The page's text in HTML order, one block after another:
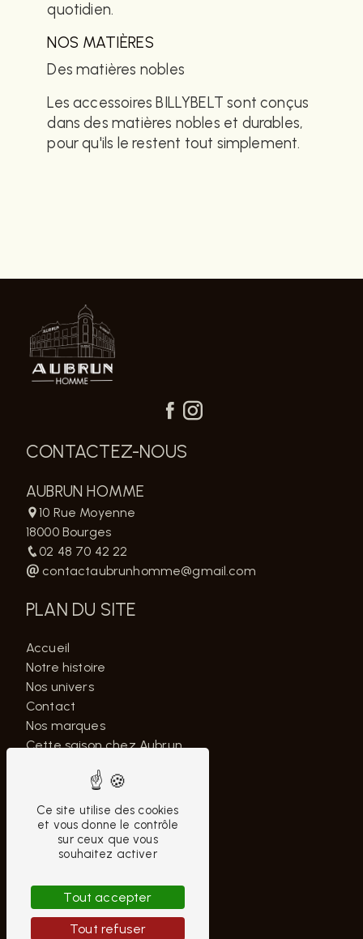
quotidien.
NOS MATIÈRES
Des matières nobles
Les accessoires BILLYBELT sont conçus
dans des matières nobles et durables,
pour qu'ils le restent tout simplement.
CONTACTEZ-NOUS
AUBRUN HOMME
10 Rue Moyenne
18000 Bourges
02 48 70 42 22
contactaubrunhomme@gmail.com
PLAN DU SITE
Accueil
Notre histoire
Nos univers
Contact
Nos marques
Cette saison chez Aubrun
NOS PRESTATIONS
Chaussures homme
Marque Levi's
Pantalon homme
Marque Ralph Lauren
Vêtements homme
Ce site utilise des cookies
et vous donne le contrôle
sur ceux que vous
souhaitez activer
Tout accepter
Tout refuser